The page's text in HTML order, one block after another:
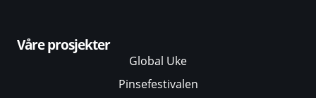
Våre prosjekter
Global Uke
Pinsefestivalen